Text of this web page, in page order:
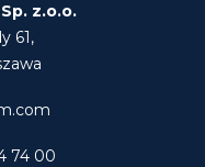
z.o.o.
61,
74 00